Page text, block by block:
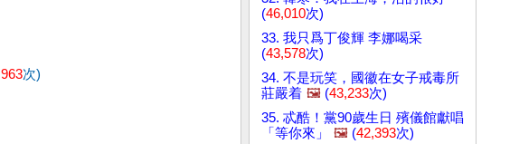
次)
(46,010次)
33. 我只爲丁俊輝 李娜喝采
(43,578次)
34. 不是玩笑，國徽在女子戒毒所
莊嚴着 🖼️ (43,233次)
35. 忒酷！黨90歲生日 殯儀館獻唱
「等你來」
🖼️ (42,393次)